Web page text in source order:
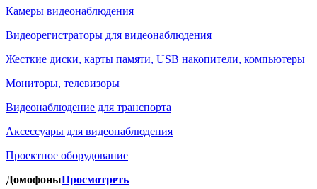
Камеры видеонаблюдения
Видеорегистраторы для видеонаблюдения
Жесткие диски, карты памяти, USB накопители, компьютеры
Мониторы, телевизоры
Видеонаблюдение для транспорта
Аксессуары для видеонаблюдения
Проектное оборудование
ДомофоныПросмотреть